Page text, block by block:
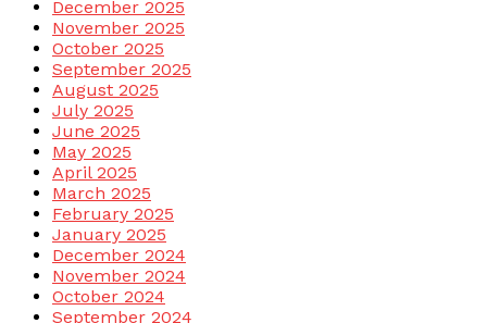
December 2025
November 2025
October 2025
September 2025
August 2025
July 2025
June 2025
May 2025
April 2025
March 2025
February 2025
January 2025
December 2024
November 2024
October 2024
September 2024